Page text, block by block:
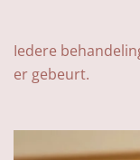
Iedere
er gebeurt.